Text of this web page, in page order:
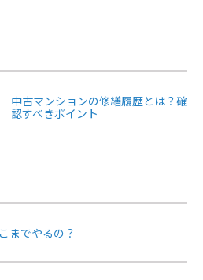
中古マンションの修繕履歴とは？確
認すべきポイント
までやるの？